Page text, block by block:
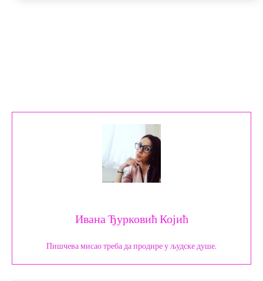
Ивана Ђурковић Којић
Пишчева мисао треба да продире у људске душе.